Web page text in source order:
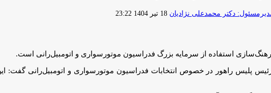
دکتر محمدعلی نژادیان ارسال
18 تیر 1404 23:22
استفاده از سرمایه بزرگ فدراسیون موتورسواری و‌ اتومبیل‌رانی است.
پلیس راهور در خصوص انتخابات فدراسیون موتورسواری و اتومبیل‌رانی گفت: